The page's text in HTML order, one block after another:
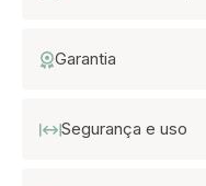
Garantia
Segurança e uso